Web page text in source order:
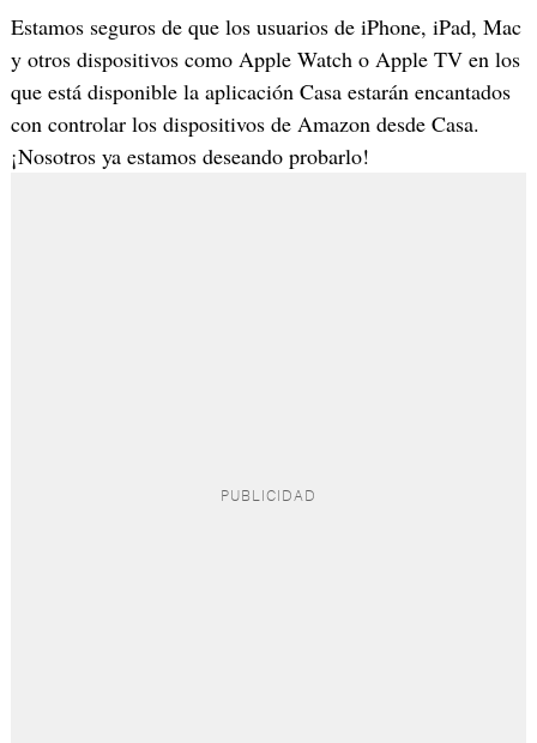
Estamos seguros de que los usuarios de iPhone, iPad, Mac
y otros dispositivos como Apple Watch o Apple TV en los
que está disponible la aplicación Casa estarán encantados
con controlar los dispositivos de Amazon desde Casa.
¡Nosotros ya estamos deseando probarlo!